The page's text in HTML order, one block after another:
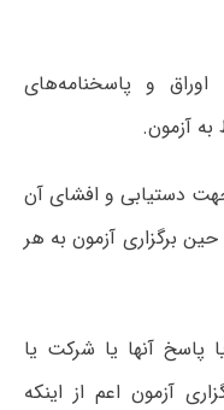
اوراق و پاسخنامه‌های
به آزمون.
دستیابی و افشای آن
برگزاری آزمون به هر
پاسخ آنها یا شرکت یا
آزمون اعم از اینکه